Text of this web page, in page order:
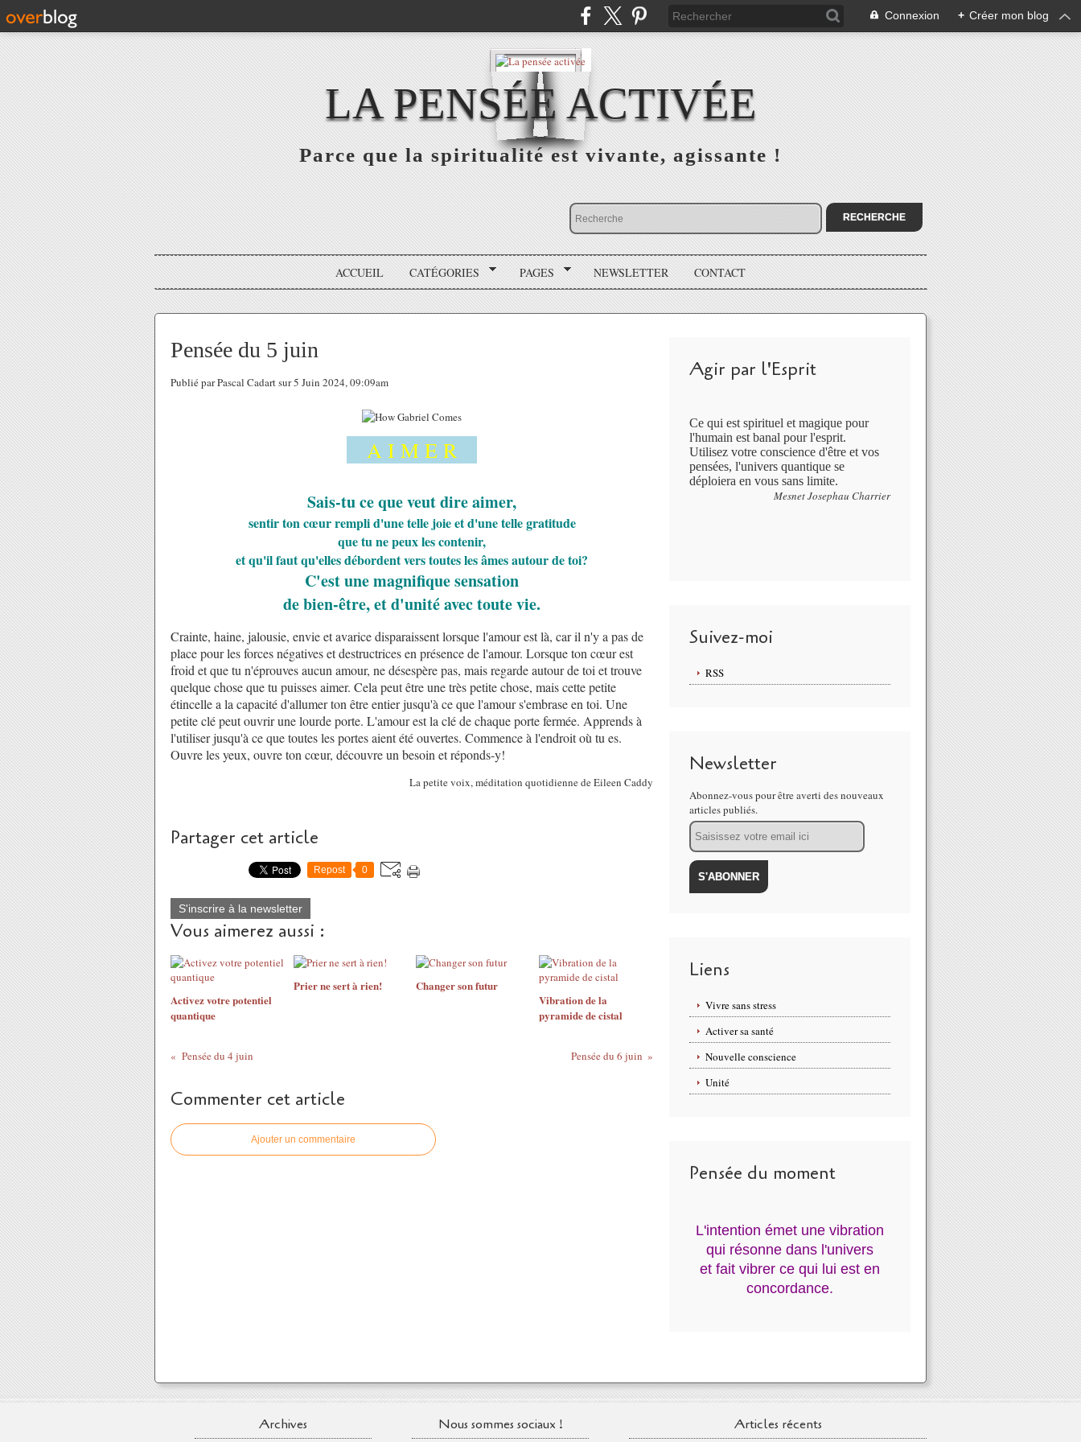
Connexion + Créer mon blog
LA PENSÉE ACTIVÉE
Parce que la spiritualité est vivante, agissante !
ACCUEIL CATÉGORIES PAGES NEWSLETTER CONTACT
Pensée du 5 juin
Publié par Pascal Cadart sur 5 Juin 2024, 09:09am
A I M E R
Sais-tu ce que veut dire aimer,
sentir ton cœur rempli d'une telle joie et d'une telle gratitude
que tu ne peux les contenir,
et qu'il faut qu'elles débordent vers toutes les âmes autour de toi?
C'est une magnifique sensation
de bien-être, et d'unité avec toute vie.
Crainte, haine, jalousie, envie et avarice disparaissent lorsque l'amour est là, car il n'y a pas de
place pour les forces négatives et destructrices en présence de l'amour. Lorsque ton cœur est
froid et que tu n'éprouves aucun amour, ne désespère pas, mais regarde autour de toi et trouve
quelque chose que tu puisses aimer. Cela peut être une très petite chose, mais cette petite
étincelle a la capacité d'allumer ton être entier jusqu'à ce que l'amour s'embrase en toi. Une
petite clé peut ouvrir une lourde porte. L'amour est la clé de chaque porte fermée. Apprends à
l'utiliser jusqu'à ce que toutes les portes aient été ouvertes. Commence à l'endroit où tu es.
Ouvre les yeux, ouvre ton cœur, découvre un besoin et réponds-y!
La petite voix, méditation quotidienne de Eileen Caddy
Partager cet article
Repost 0
S'inscrire à la newsletter
Vous aimerez aussi :
Activez votre potentiel
quantique
Prier ne sert à rien!
Changer son futur
Vibration de la
pyramide de cistal
Pensée du 4 juin Pensée du 6 juin
Commenter cet article
Ajouter un commentaire
Agir par l'Esprit
Ce qui est spirituel et magique pour
l'humain est banal pour l'esprit.
Utilisez votre conscience d'être et vos
pensées, l'univers quantique se
déploiera en vous sans limite.
Mesnet Josephau Charrier
Suivez-moi
RSS
Newsletter
Abonnez-vous pour être averti des nouveaux
articles publiés.
Email
Liens
Vivre sans stress
Activer sa santé
Nouvelle conscience
Unité
Pensée du moment
L'intention émet une vibration
qui résonne dans l'univers
et fait vibrer ce qui lui est en
concordance.
Archives Nous sommes sociaux ! Articles récents